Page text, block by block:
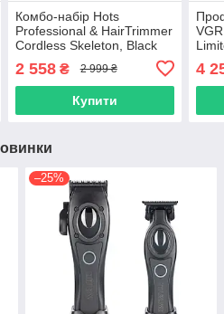
Комбо-набір Hots
Professional & HairTrimmer
Cordless Skeleton, Black
(HP2012-BK+HT 7870BK)
2 558₴ 2 999 ₴
Купити
4
–25%